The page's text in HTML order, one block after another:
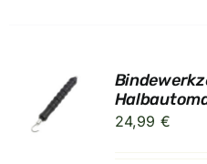
24,99 €